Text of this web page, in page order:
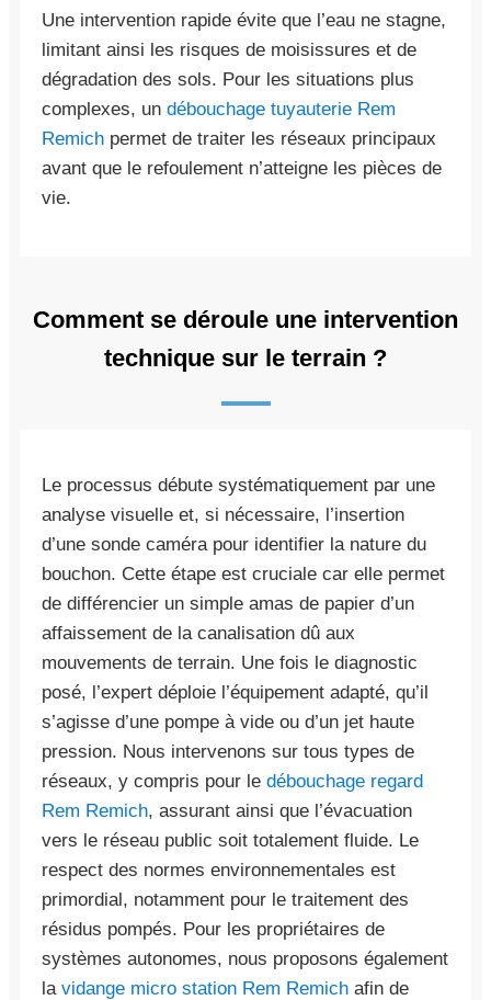
Une intervention rapide évite que l’eau ne stagne,
limitant ainsi les risques de moisissures et de
dégradation des sols. Pour les situations plus
complexes, un débouchage tuyauterie Rem
Remich permet de traiter les réseaux principaux
avant que le refoulement n’atteigne les pièces de
vie.
Comment se déroule une intervention
technique sur le terrain ?
Le processus débute systématiquement par une
analyse visuelle et, si nécessaire, l’insertion
d’une sonde caméra pour identifier la nature du
bouchon. Cette étape est cruciale car elle permet
de différencier un simple amas de papier d’un
affaissement de la canalisation dû aux
mouvements de terrain. Une fois le diagnostic
posé, l’expert déploie l’équipement adapté, qu’il
s’agisse d’une pompe à vide ou d’un jet haute
pression. Nous intervenons sur tous types de
réseaux, y compris pour le débouchage regard
Rem Remich, assurant ainsi que l’évacuation
vers le réseau public soit totalement fluide. Le
respect des normes environnementales est
primordial, notamment pour le traitement des
résidus pompés. Pour les propriétaires de
systèmes autonomes, nous proposons également
la vidange micro station Rem Remich afin de